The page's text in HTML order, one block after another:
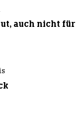
auch nicht für